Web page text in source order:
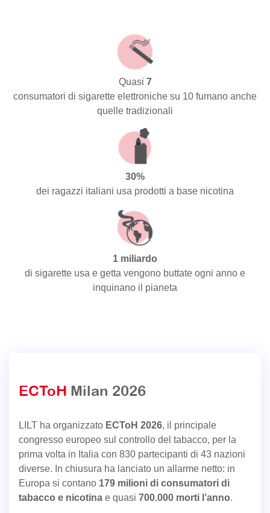
Quasi 7
consumatori di sigarette elettroniche su 10 fumano anche
quelle tradizionali
30%
dei ragazzi italiani usa prodotti a base nicotina
1 miliardo
di sigarette usa e getta vengono buttate ogni anno e
inquinano il pianeta
ECToH Milan 2026
LILT ha organizzato ECToH 2026, il principale
congresso europeo sul controllo del tabacco, per la
prima volta in Italia con 830 partecipanti di 43 nazioni
diverse. In chiusura ha lanciato un allarme netto: in
Europa si contano 179 milioni di consumatori di
tabacco e nicotina e quasi 700.000 morti l’anno.